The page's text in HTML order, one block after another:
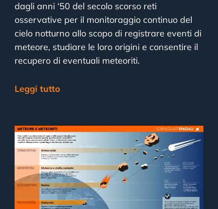
dagli anni ‘50 del secolo scorso reti
osservative per il monitoraggio continuo del
cielo notturno allo scopo di registrare eventi di
meteore, studiare le loro origini e consentire il
recupero di eventuali meteoriti.
Leggi tutto